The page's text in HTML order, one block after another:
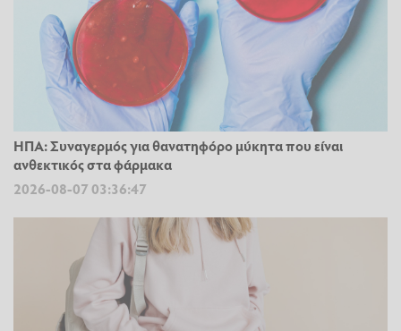
ΗΠΑ: Συναγερμός για θανατηφόρο μύκητα που είναι
ανθεκτικός στα φάρμακα
2026-08-07 03:36:47